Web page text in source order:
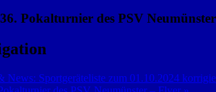
Pokalturnier des PSV Neumünster
News: Sportgeräteliste zum 01.10.2024